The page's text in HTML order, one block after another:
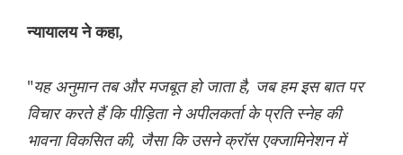
न्यायालय ने कहा,
"यह अनुमान तब और मजबूत हो जाता है, जब हम इस बात पर
विचार करते हैं कि पीड़िता ने अपीलकर्ता के प्रति स्नेह की
भावना विकसित की, जैसा कि उसने क्रॉस एक्जामिनेशन में